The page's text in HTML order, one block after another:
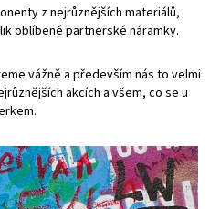
z nejrůznějších materiálů,
oblíbené partnerské náramky.
vážně a především nás to velmi
akcích a všem, co se u